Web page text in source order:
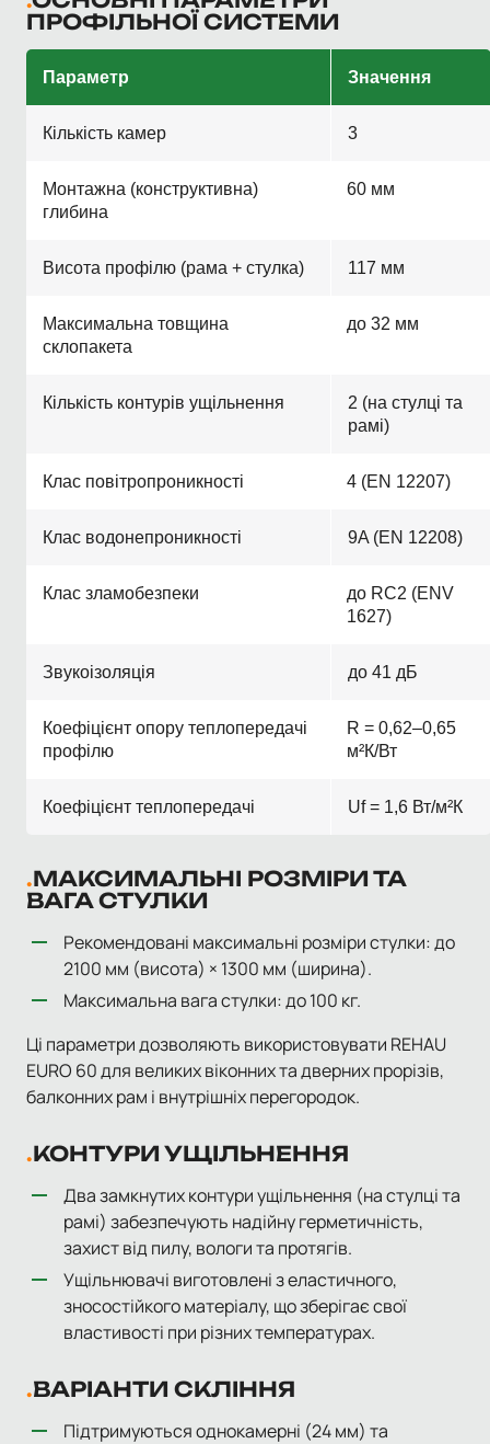
ПРОФІЛЬНОЇ СИСТЕМИ
Параметр Значення
Кількість камер 3
Монтажна (конструктивна)
глибина
60 мм
Висота профілю (рама + стулка) 117 мм
Максимальна товщина
склопакета
до 32 мм
Кількість контурів ущільнення
2 (на стулці та
рамі)
Клас повітропроникності 4 (EN 12207)
Клас водонепроникності 9A (EN 12208)
Клас зламобезпеки
до RC2 (ENV
1627)
Звукоізоляція до 41 дБ
Коефіцієнт опору теплопередачі
профілю
R = 0,62–0,65
м²К/Вт
Коефіцієнт теплопередачі Uf = 1,6 Вт/м²К
МАКСИМАЛЬНІ РОЗМІРИ ТА
ВАГА СТУЛКИ
Рекомендовані максимальні розміри стулки: до
2100 мм (висота) × 1300 мм (ширина).
Максимальна вага стулки: до 100 кг.
Ці параметри дозволяють використовувати REHAU
EURO 60 для великих віконних та дверних прорізів,
балконних рам і внутрішніх перегородок.
КОНТУРИ УЩІЛЬНЕННЯ
Два замкнутих контури ущільнення (на стулці та
рамі) забезпечують надійну герметичність,
захист від пилу, вологи та протягів.
Ущільнювачі виготовлені з еластичного,
зносостійкого матеріалу, що зберігає свої
властивості при різних температурах.
ВАРІАНТИ СКЛІННЯ
Підтримуються однокамерні (24 мм) та